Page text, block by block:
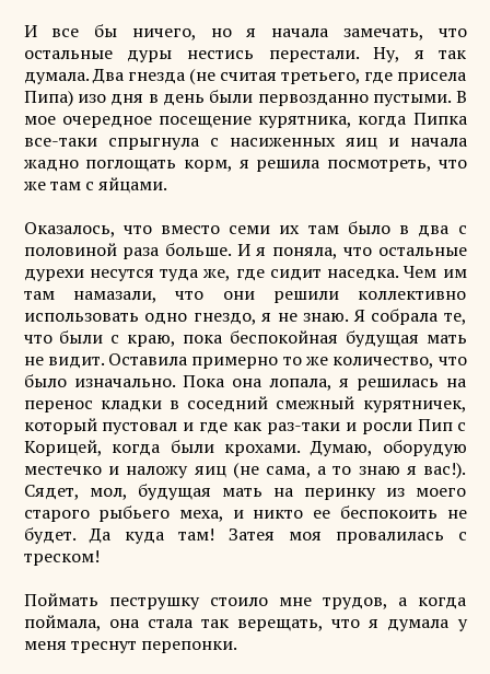
И все бы ничего, но я начала замечать, что
остальные дуры нестись перестали. Ну, я так
думала. Два гнезда (не считая третьего, где присела
Пипа) изо дня в день были первозданно пустыми. В
мое очередное посещение курятника, когда Пипка
все-таки спрыгнула с насиженных яиц и начала
жадно поглощать корм, я решила посмотреть, что
же там с яйцами.
Оказалось, что вместо семи их там было в два с
половиной раза больше. И я поняла, что остальные
дурехи несутся туда же, где сидит наседка. Чем им
там намазали, что они решили коллективно
использовать одно гнездо, я не знаю. Я собрала те,
что были с краю, пока беспокойная будущая мать
не видит. Оставила примерно то же количество, что
было изначально. Пока она лопала, я решилась на
перенос кладки в соседний смежный курятничек,
который пустовал и где как раз-таки и росли Пип с
Корицей, когда были крохами. Думаю, оборудую
местечко и наложу яиц (не сама, а то знаю я вас!).
Сядет, мол, будущая мать на перинку из моего
старого рыбьего меха, и никто ее беспокоить не
будет. Да куда там! Затея моя провалилась с
треском!
Поймать пеструшку стоило мне трудов, а когда
поймала, она стала так верещать, что я думала у
меня треснут перепонки.